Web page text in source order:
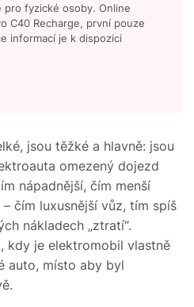
pro fyzické osoby. Online
C40 Recharge, první pouze
informací je k dispozici
jsou těžké a hlavně: jsou
omezený dojezd
nápadnější, čím menší
čím luxusnější vůz, tím spíš
nákladech „ztratí“.
kdy je elektromobil vlastně
auto, místo aby byl